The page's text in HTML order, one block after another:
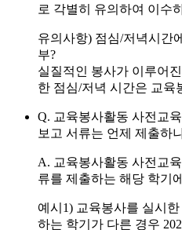
로 각별히 유의하여 이수
유의사항) 점심/저녁시간
부?
실질적인 봉사가 이루어
한 점심/저녁 시간은 교육
Q. 교육봉사활동 사전교
보고 서류는 언제 제출하
A. 교육봉사활동 사전교
류를 제출하는 해당 학기
예시1) 교육봉사를 실시
하는 학기가 다른 경우